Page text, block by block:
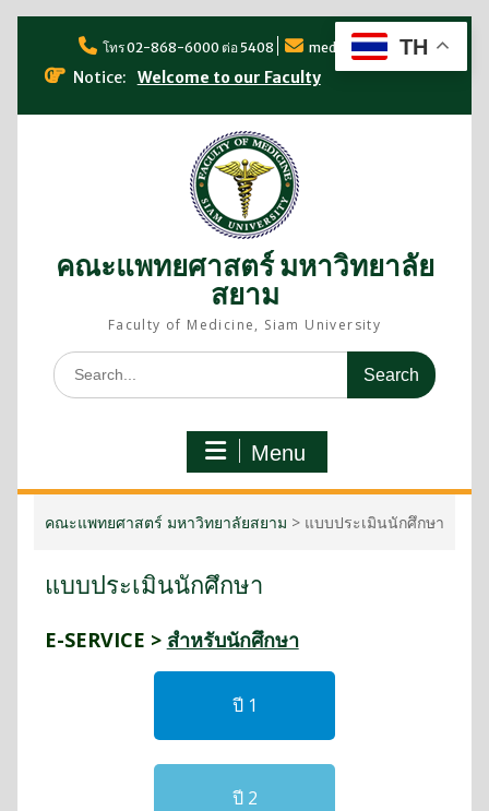
โทร 02-868-6000 ต่อ 5408 med@siam.edu
Notice: Welcome to our Faculty
คณะแพทยศาสตร์ มหาวิทยาลัย
สยาม
Faculty of Medicine, Siam University
Menu
คณะแพทยศาสตร์ มหาวิทยาลัยสยาม > แบบประเมินนักศึกษา
แบบประเมินนักศึกษา
E-SERVICE > สำหรับนักศึกษา
ปี 1
ปี 2
TH